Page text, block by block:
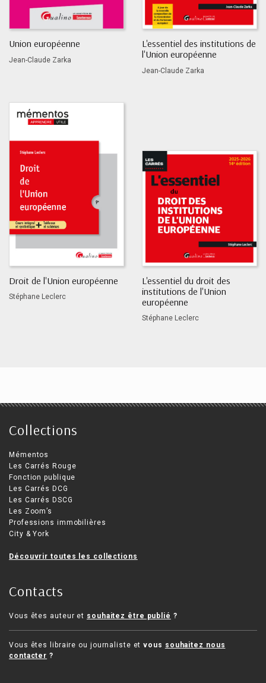
Union européenne
Jean-Claude Zarka
L'essentiel des institutions de
l'Union européenne
Jean-Claude Zarka
Droit de l'Union européenne
Stéphane Leclerc
L'essentiel du droit des
institutions de l'Union
européenne
Stéphane Leclerc
Collections
Mémentos
Les Carrés Rouge
Fonction publique
Les Carrés DCG
Les Carrés DSCG
Les Zoom’s
Professions immobilières
City & York
Découvrir toutes les collections
Contacts
Vous êtes auteur et souhaitez être publié ?
Vous êtes libraire ou journaliste etvous souhaitez nous
contacter ?